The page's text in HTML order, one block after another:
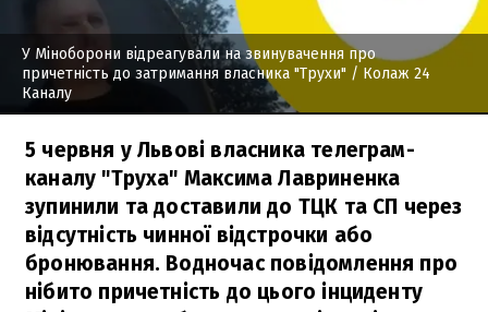
У Міноборони відреагували на звинувачення про
причетність до затримання власника "Трухи" / Колаж 24
Каналу
5 червня у Львові власника телеграм-
каналу "Труха" Максима Лавриненка
зупинили та доставили до ТЦК та СП через
відсутність чинної відстрочки або
бронювання. Водночас повідомлення про
нібито причетність до цього інциденту